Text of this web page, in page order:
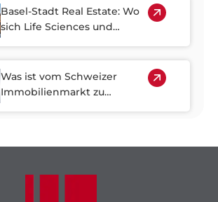
Basel-Stadt Real Estate: Wo
sich Life Sciences und
treffen
Was ist vom Schweizer
Immobilienmarkt zu